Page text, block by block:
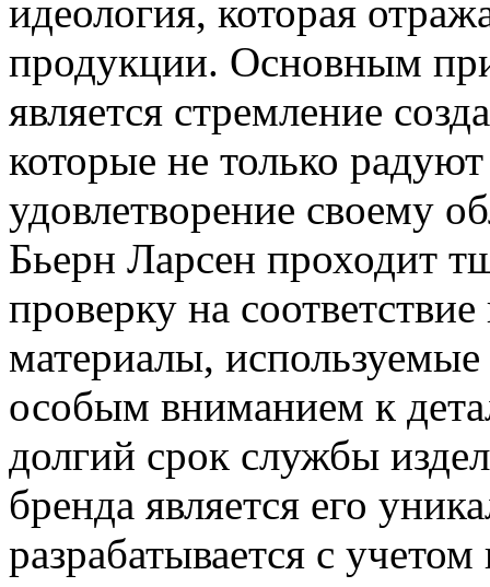
идеология, которая
продукции. Основным
является стремление
которые не только
удовлетворение своему
Бьерн Ларсен проходит
проверку на
материалы,
особым вниманием к
долгий срок службы
бренда является его
разрабатывается с